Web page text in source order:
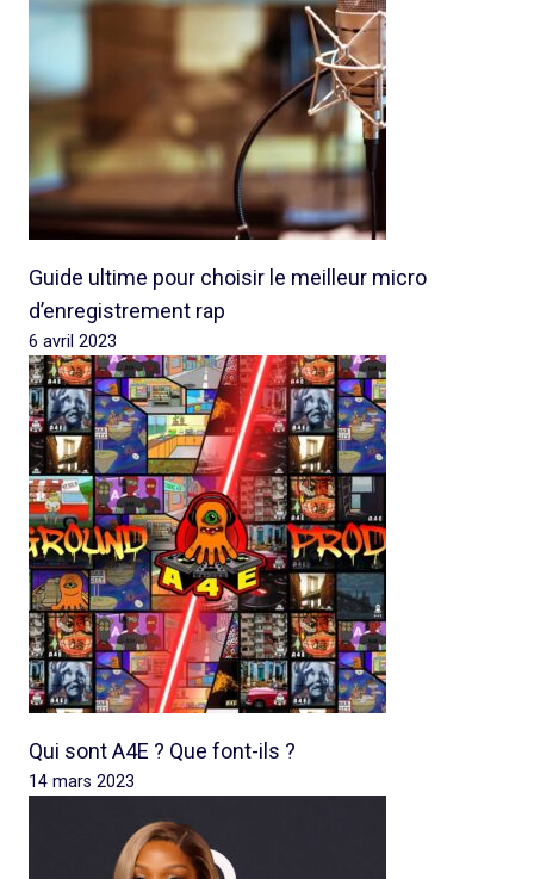
Guide ultime pour choisir le meilleur micro
d’enregistrement rap
6 avril 2023
Qui sont A4E ? Que font-ils ?
14 mars 2023